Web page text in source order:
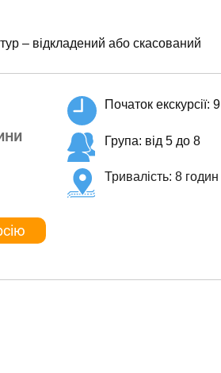
– відкладений або скасований
Початок екскурсії:
Група: від 5 до 8
Тривалість: 8 годин